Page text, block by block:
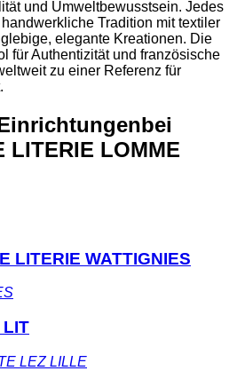
und Umweltbewusstsein. Jedes
Tradition mit textiler
elegante Kreationen. Die
für Authentizität und französische
zu einer Referenz für
bei
LITERIE LOMME
LITERIE WATTIGNIES
LIT
LEZ LILLE